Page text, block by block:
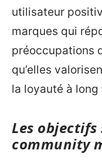
utilisateur
marques qui
préoccupations
qu’elles
la loyauté à
Les
community